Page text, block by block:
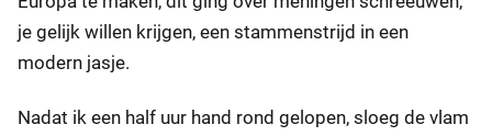
je gelijk willen krijgen, een stammenstrijd in een
modern jasje.
Nadat ik een half uur hand rond gelopen, sloeg de vlam